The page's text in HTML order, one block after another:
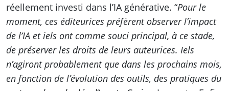
réellement investi dans l’IA générative. “Pour le
moment, ces éditeurices préfèrent observer l’impact
de l’IA et iels ont comme souci principal, à ce stade,
de préserver les droits de leurs auteurices. Iels
n’agiront probablement que dans les prochains mois,
en fonction de l’évolution des outils, des pratiques du